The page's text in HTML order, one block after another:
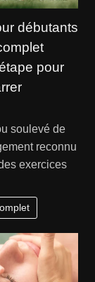
débutants
pour
soulevé de
reconnu
exercices